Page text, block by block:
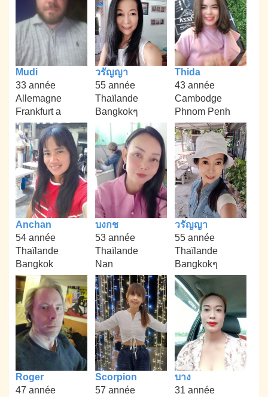
Mudi
33 année
Allemagne
Frankfurt a
วรัญญา
55 année
Thaïlande
Bangkokๆ
Thida
43 année
Cambodge
Phnom Penh
Anchan
54 année
Thaïlande
Bangkok
บงกช
53 année
Thaïlande
Nan
วรัญญา
55 année
Thaïlande
Bangkokๆ
Roger
47 année
Scorpion
57 année
บาง
31 année